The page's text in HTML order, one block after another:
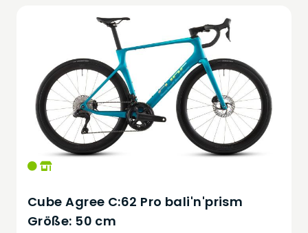
Cube Agree C:62 Pro bali'n'prism
Größe: 50 cm